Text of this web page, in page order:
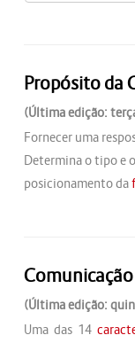
Propósito da
(Última edição:
Fornecer uma
Determina o tipo e o
posicionamento da
(Última edição:
Uma das 14